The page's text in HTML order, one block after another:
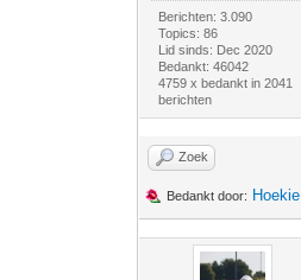
Berichten: 3.090
Topics: 86
Lid sinds: Dec 2020
Bedankt: 46042
4759 x bedankt in 2041
berichten
Zoek
Bedankt door: Hoekie